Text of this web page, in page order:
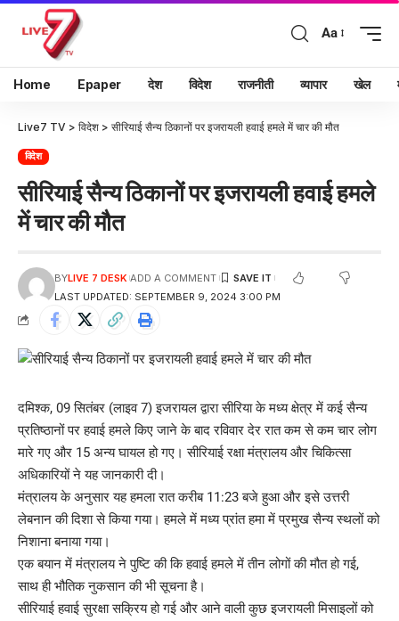
Aa
Home Epaper देश विदेश राजनीती व्यापार खेल
Live7 TV > विदेश > सीरियाई सैन्य ठिकानों पर इजरायली हवाई हमले में चार की मौत
विदेश
सीरियाई सैन्य ठिकानों पर इजरायली हवाई हमले
में चार की मौत
LAST UPDATED: SEPTEMBER 9, 2024 3:00 PM
BYLIVE 7 DESK ADD A COMMENT
दमिश्क, 09 सितंबर (लाइव 7) इजरायल द्वारा सीरिया के मध्य क्षेत्र में कई सैन्य
प्रतिष्ठानों पर हवाई हमले किए जाने के बाद रविवार देर रात कम से कम चार लोग
मारे गए और 15 अन्य घायल हो गए। सीरियाई रक्षा मंत्रालय और चिकित्सा
अधिकारियों ने यह जानकारी दी।
मंत्रालय के अनुसार यह हमला रात करीब 11:23 बजे हुआ और इसे उत्तरी
लेबनान की दिशा से किया गया। हमले में मध्य प्रांत हमा में प्रमुख सैन्य स्थलों को
निशाना बनाया गया।
एक बयान में मंत्रालय ने पुष्टि की कि हवाई हमले में तीन लोगों की मौत हो गई,
साथ ही भौतिक नुकसान की भी सूचना है।
सीरियाई हवाई सुरक्षा सक्रिय हो गई और आने वाली कुछ इजरायली मिसाइलों को